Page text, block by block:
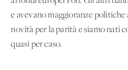
e avevano maggioranze politiche
novità per la parità e siamo nati
quasi per caso.